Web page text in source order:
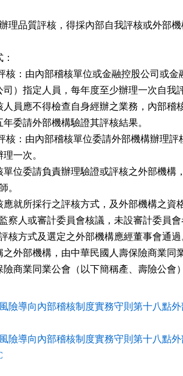
理品質評核，得採內部自我評核或外部
評核：由內部稽核單位或金融控股公司或
公司）指定人員，每年度至少辦理一次自我
核人員應不得檢查自身經辦之業務，內部稽
五年委請外部機構驗證其評核結果。
評核：由內部稽核單位委請外部機構辦理
理一次。
單位委請負責辦理驗證或評核之外部機構
。
應就所採行之評核方式，及外部機構之資
付監察人或審計委員會核議，未設審計委員
評核方式及選定之外部機構應經董事會通
稱之外部機構，由中華民國人壽保險商業同
保險商業同業公會（以下簡稱產、壽險公會
險導向內部稽核制度實務守則第十八點
險導向內部稽核制度實務守則第十八點